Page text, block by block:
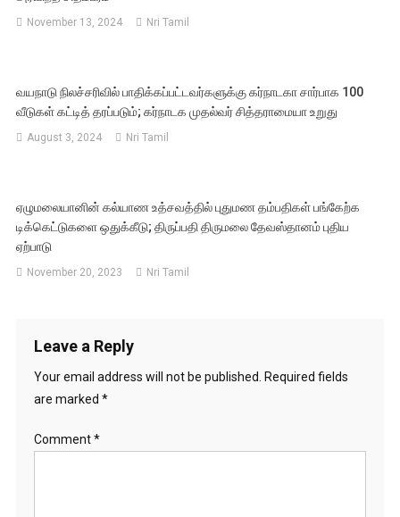
November 13, 2024 Nri Tamil
வயநாடு நிலச்சரிவில் பாதிக்கப்பட்டவர்களுக்கு கர்நாடகா சார்பாக 100
வீடுகள் கட்டித் தரப்படும்; கர்நாடக முதல்வர் சித்தராமையா உறுது
August 3, 2024 Nri Tamil
ஏழுமலையானின் கல்யாண உத்சவத்தில் புதுமண தம்பதிகள் பங்கேற்க
டிக்கெட்டுகளை ஒதுக்கீடு; திருப்பதி திருமலை தேவஸ்தானம் புதிய
ஏற்பாடு
November 20, 2023 Nri Tamil
Leave a Reply
Your email address will not be published.
Required fields
are marked *
Comment*